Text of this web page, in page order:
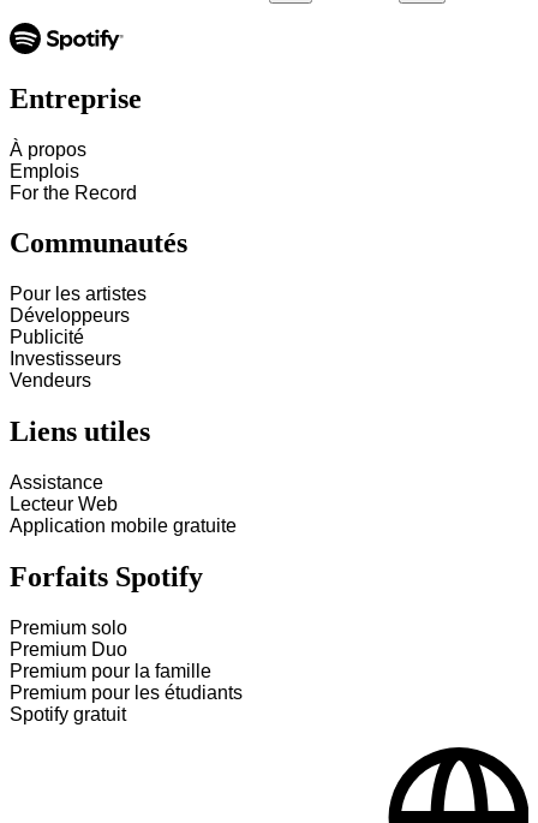
Entreprise
À propos
Emplois
For the Record
Communautés
Pour les artistes
Développeurs
Publicité
Investisseurs
Vendeurs
Liens utiles
Assistance
Lecteur Web
Application mobile gratuite
Forfaits Spotify
Premium solo
Premium Duo
Premium pour la famille
Premium pour les étudiants
Spotify gratuit